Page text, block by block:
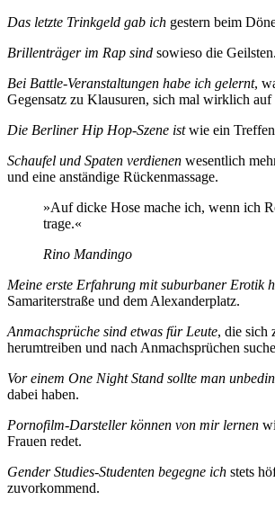
Das letzte Trinkgeld gab ich gestern beim
Brillenträger im Rap sind sowieso die Geilsten.
Bei Battle-Veranstaltungen habe ich gelernt,
Gegensatz zu Klausuren, sich mal wirklich
Die Berliner Hip Hop-Szene istwie ein
Schaufel und Spaten verdienen wesentlich
und eine anständige Rückenmassage.
»Auf dicke Hose mache ich, wenn ich
trage.«
Rino Mandingo
Meine erste Erfahrung mit suburbaner Erotik
Samariterstraße und dem Alexanderplatz.
Anmachsprüche sind etwas für Leute, die sich
herumtreiben und nach Anmachsprüchen
Vor einem One Night Stand sollte man
dabei haben.
Pornofilm-Darsteller können von mir lernen
Frauen redet.
Gender Studies-Studenten begegne ich stets
zuvorkommend.